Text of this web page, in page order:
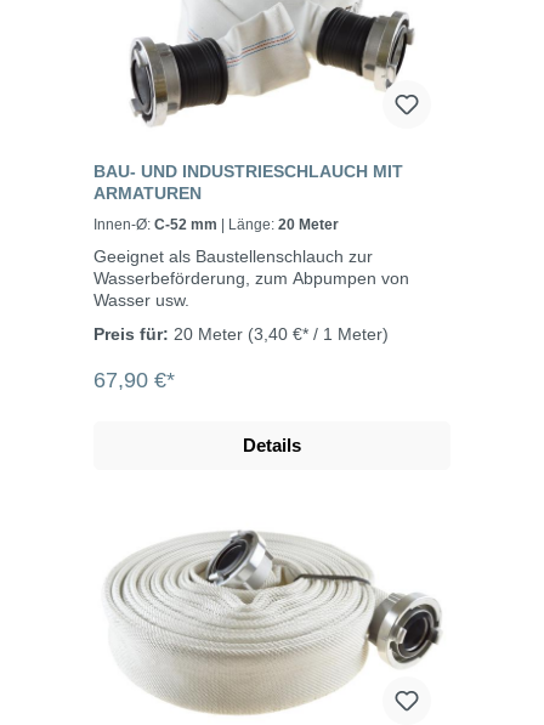
BAU- UND INDUSTRIESCHLAUCH MIT
ARMATUREN
Innen-Ø: C-52 mm | Länge: 20 Meter
Geeignet als Baustellenschlauch zur
Wasserbeförderung, zum Abpumpen von
Wasser usw.
Preis für: 20 Meter (3,40 €* / 1 Meter)
67,90 €*
Details